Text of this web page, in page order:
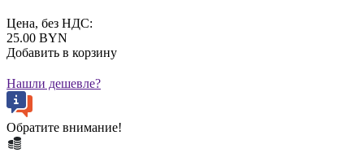
Цена, без НДС:
25.00 BYN
Добавить в корзину
Нашли дешевле?
Обратите внимание!